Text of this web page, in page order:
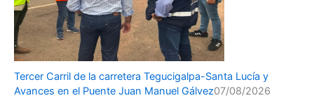
Tercer Carril de la carretera Tegucigalpa-Santa Lucía y
Avances en el Puente Juan Manuel Gálvez07/08/2026